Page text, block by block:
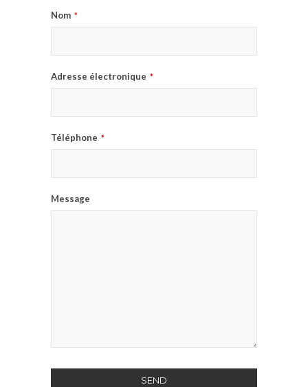
Nom *
Adresse électronique *
Téléphone *
Message
SEND